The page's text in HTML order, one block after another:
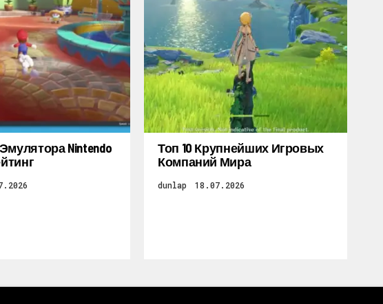
Nintendo
Топ 10 Крупнейших Игровых
Компаний Мира
dunlap 18.07.2026